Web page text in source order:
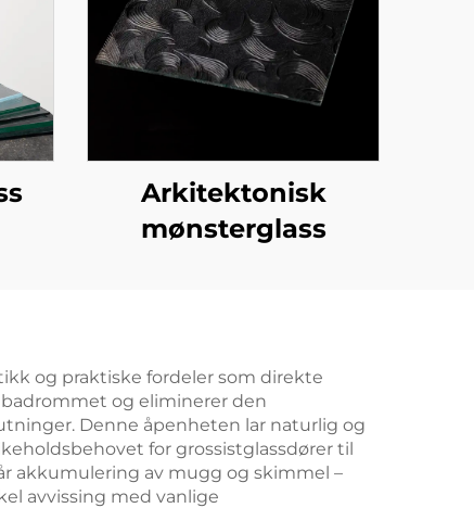
Arkitektonisk
mønsterglass
og praktiske fordeler som direkte
og eliminerer den
Denne åpenheten lar naturlig og
for grossistglassdører til
akkumulering av mugg og skimmel –
avvissing med vanlige